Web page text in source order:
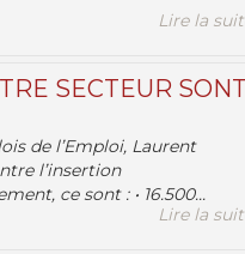
Lire la
SECTEUR SONT
de l’Emploi, Laurent
l’insertion
ce sont : • 16.500...
Lire la